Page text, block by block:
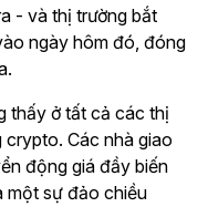
- và thị trường bắt
ngày hôm đó, đóng
thấy ở tất cả các thị
Các nhà giao
động giá đầy biến
một sự đảo chiều